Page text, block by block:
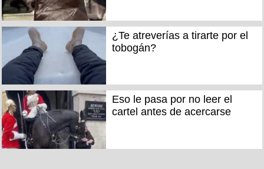
¿Te atreverías a tirarte por el
tobogán?
Eso le pasa por no leer el
cartel antes de acercarse